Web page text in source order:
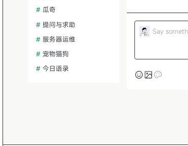
#瓜奇
#提问与求助
#服务器运维
#宠物猫狗
#今日语录